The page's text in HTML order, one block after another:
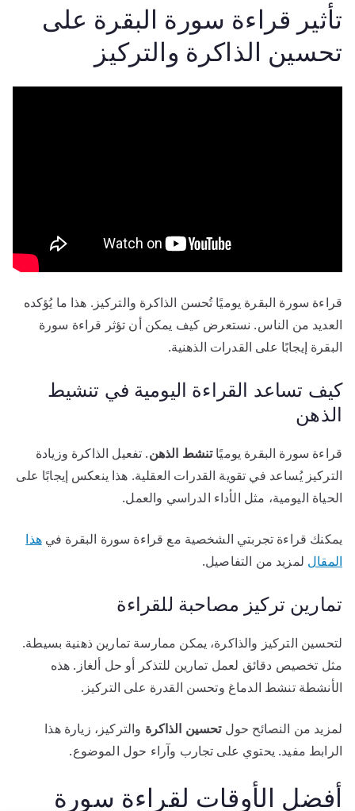
تأثير قراءة سورة البقرة على
تحسين الذاكرة والتركيز
قراءة سورة البقرة يوميًا تُحسن الذاكرة والتركيز. هذا ما يُؤكده
العديد من الناس. نستعرض كيف يمكن أن تؤثر قراءة سورة
البقرة إيجابًا على القدرات الذهنية.
كيف تساعد القراءة اليومية في تنشيط
الذهن
قراءة سورة البقرة يوميًاتنشط الذهن. تفعيل الذاكرة وزيادة
التركيز يُساعد في تقوية القدرات العقلية. هذا ينعكس إيجابًا على
الحياة اليومية، مثل الأداء الدراسي والعمل.
يمكنك قراءة تجربتي الشخصية مع قراءة سورة البقرة فيهذا
المقال لمزيد من التفاصيل.
تمارين تركيز مصاحبة للقراءة
لتحسين التركيز والذاكرة، يمكن ممارسة تمارين ذهنية بسيطة.
مثل تخصيص دقائق لعمل تمارين للتذكر أو حل ألغاز. هذه
الأنشطة تنشط الدماغ وتحسن القدرة على التركيز.
لمزيد من النصائح حولتحسين الذاكرة والتركيز، زيارة هذا
الرابط مفيد. يحتوي على تجارب وآراء حول الموضوع.
أفضل الأوقات لقراءة سورة